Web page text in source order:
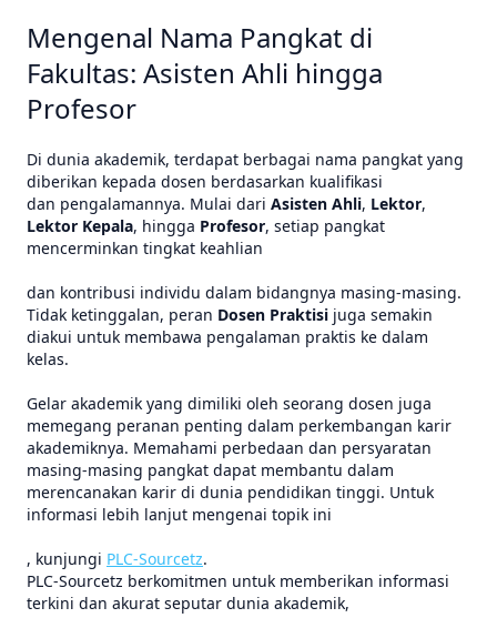
Mengenal Nama Pangkat di
Fakultas: Asisten Ahli hingga
Profesor
Di dunia akademik, terdapat berbagai nama pangkat yang
diberikan kepada dosen berdasarkan kualifikasi
dan pengalamannya. Mulai dari Asisten Ahli, Lektor,
Lektor Kepala, hingga Profesor, setiap pangkat
mencerminkan tingkat keahlian
dan kontribusi individu dalam bidangnya masing-masing.
Tidak ketinggalan, peran Dosen Praktisi juga semakin
diakui untuk membawa pengalaman praktis ke dalam
kelas.
Gelar akademik yang dimiliki oleh seorang dosen juga
memegang peranan penting dalam perkembangan karir
akademiknya. Memahami perbedaan dan persyaratan
masing-masing pangkat dapat membantu dalam
merencanakan karir di dunia pendidikan tinggi. Untuk
informasi lebih lanjut mengenai topik ini
, kunjungi PLC-Sourcetz.
PLC-Sourcetz berkomitmen untuk memberikan informasi
terkini dan akurat seputar dunia akademik,